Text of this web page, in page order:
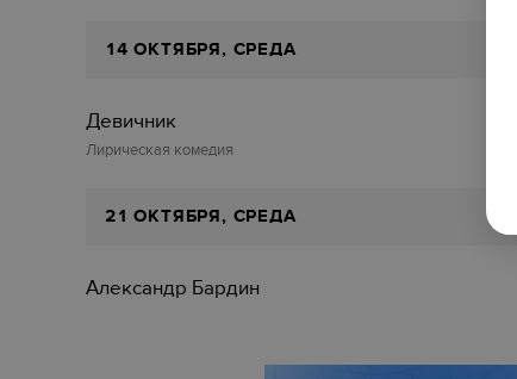
14 ОКТЯБРЯ, СРЕДА
Девичник
Лирическая комедия
21 ОКТЯБРЯ, СРЕДА
Александр Бардин